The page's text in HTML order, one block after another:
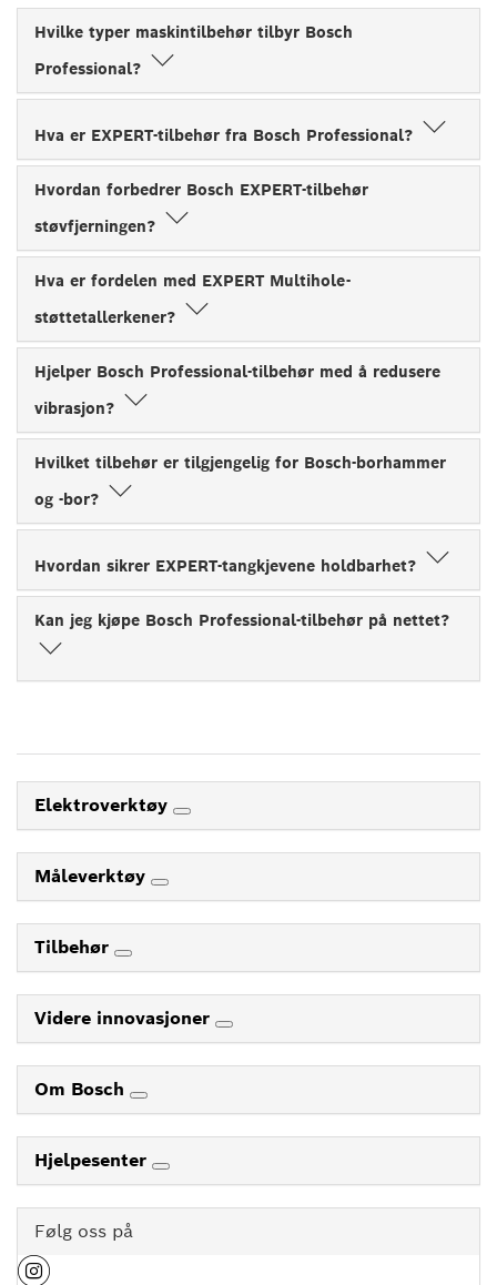
Hvilke typer maskintilbehør tilbyr Bosch
Professional?
Hva er EXPERT-tilbehør fra Bosch Professional?
Hvordan forbedrer Bosch EXPERT-tilbehør
støvfjerningen?
Hva er fordelen med EXPERT Multihole-
støttetallerkener?
Hjelper Bosch Professional-tilbehør med å redusere
vibrasjon?
Hvilket tilbehør er tilgjengelig for Bosch-borhammer
og -bor?
Hvordan sikrer EXPERT-tangkjevene holdbarhet?
Kan jeg kjøpe Bosch Professional-tilbehør på nettet?
Elektroverktøy
Måleverktøy
Tilbehør
Videre innovasjoner
Om Bosch
Hjelpesenter
Følg oss på